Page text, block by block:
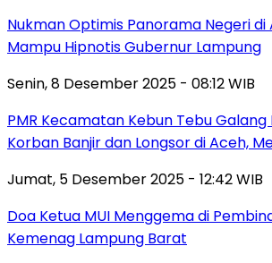
Nukman Optimis Panorama Negeri di
Mampu Hipnotis Gubernur Lampung
Senin, 8 Desember 2025 - 08:12 WIB
PMR Kecamatan Kebun Tebu
Korban Banjir dan Longsor di Aceh,
Jumat, 5 Desember 2025 - 12:42 WIB
Doa Ketua MUI Menggema di
Kemenag Lampung Barat